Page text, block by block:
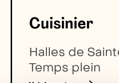
Cuisinier
Halles de
Temps plein